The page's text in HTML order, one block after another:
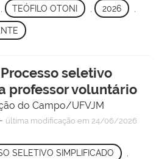
TEÓFILO OTONI , 2026
seletivo
professor voluntário
do Campo/UFVJM
última modificação em 24/06/2026
SELETIVO SIMPLIFICADO ,